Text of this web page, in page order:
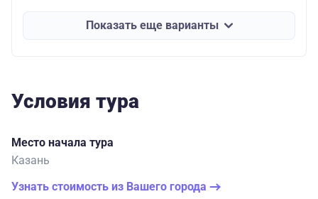
Показать еще варианты
Условия тура
Место начала тура
Казань
Узнать стоимость из Вашего города